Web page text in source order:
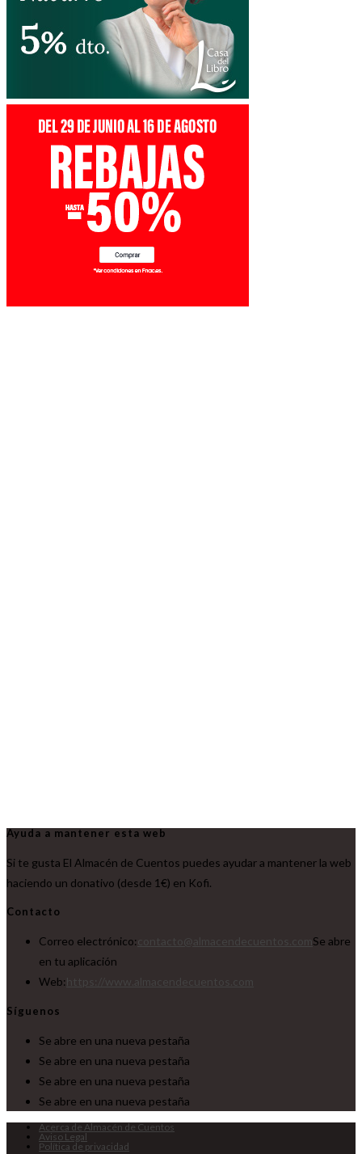
Ayuda a mantener esta web
Si te gusta El Almacén de Cuentos puedes ayudar a mantener la web
haciendo un donativo (desde 1€) en Kofi.
Contacto
Correo electrónico:
Se abre
en tu aplicación
Web:
Síguenos
Se abre en una nueva pestaña
Se abre en una nueva pestaña
Se abre en una nueva pestaña
Se abre en una nueva pestaña
Acerca de Almacén de Cuentos
Aviso Legal
Política de privacidad